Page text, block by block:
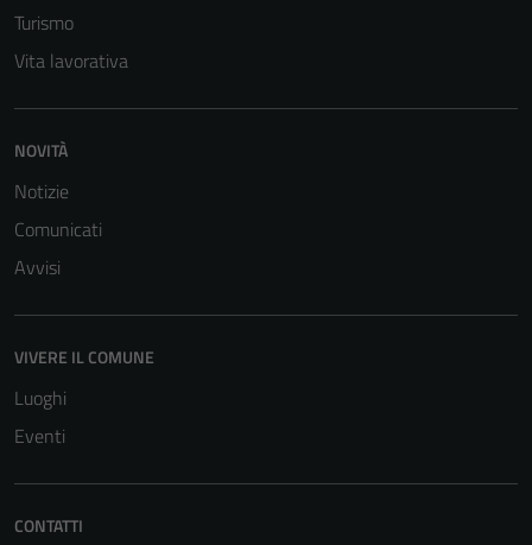
Turismo
Vita lavorativa
NOVITÀ
Notizie
Comunicati
Avvisi
VIVERE IL COMUNE
Luoghi
Eventi
CONTATTI